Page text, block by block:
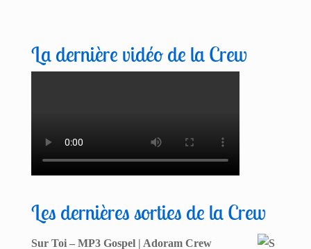
La dernière vidéo de la Crew
Les dernières sorties de la Crew
Sur Toi – MP3 Gospel | Adoram Crew